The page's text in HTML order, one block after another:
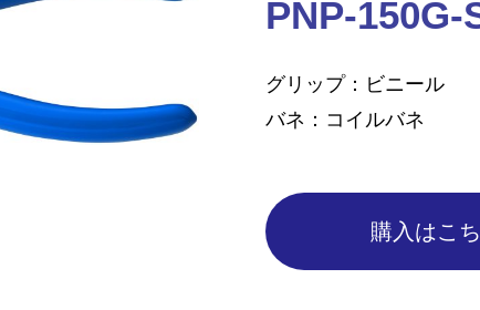
PNP-150G-
グリップ
ビニール
バネ
コイルバネ
購入はこ